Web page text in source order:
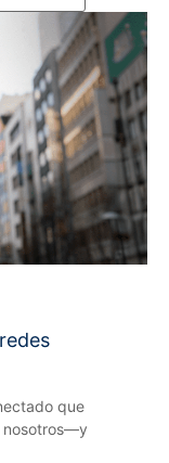
que
nosotros—y